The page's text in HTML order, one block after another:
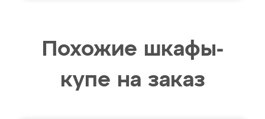
Похожие шкафы-
купе на заказ